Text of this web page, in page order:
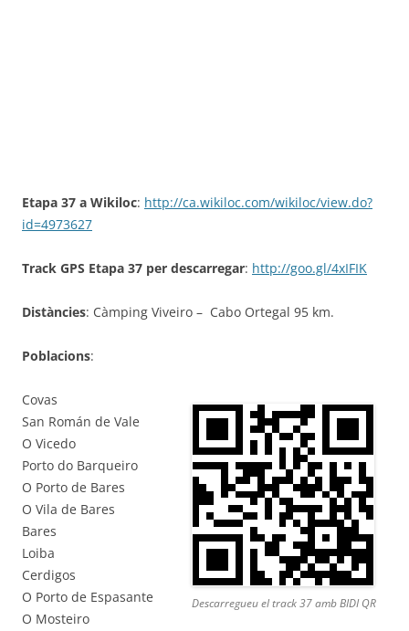
Etapa 37 a Wikiloc: http://ca.wikiloc.com/wikiloc/view.do?
id=4973627
Track GPS Etapa 37 per descarregar: http://goo.gl/4xIFIK
Distàncies: Càmping Viveiro – Cabo Ortegal 95 km.
Poblacions:
Descarregueu el track 37 amb BIDI QR
Covas
San Román de Vale
O Vicedo
Porto do Barqueiro
O Porto de Bares
O Vila de Bares
Bares
Loiba
Cerdigos
O Porto de Espasante
O Mosteiro